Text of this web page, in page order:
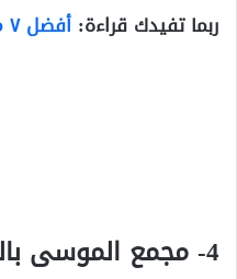
ربما تفيدك قراءة: أفضل ٧ محلات فساتين سهرة بالرياض
4- مجمع الموسى بالرياض: